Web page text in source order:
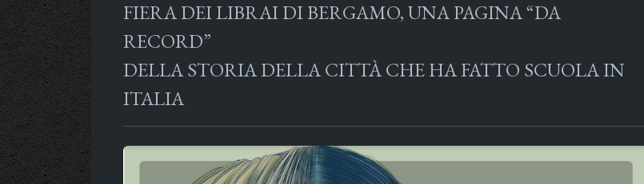
FIERA DEI LIBRAI DI BERGAMO, UNA PAGINA “DA
RECORD”
DELLA STORIA DELLA CITTÀ CHE HA FATTO SCUOLA IN
ITALIA